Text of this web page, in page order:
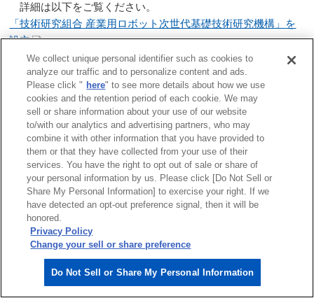
詳細は以下をご覧ください。
「技術研究組合 産業用ロボット次世代基礎技術研究機構」を
設立
一覧へ戻る
サイトマップ 商標について
利用規程
リンクについて
個人情報保護方針
クッキーポリシー
Do Not Sell or Share My Personal Information
ソーシャルメディアポリシー
安川電機公式ソーシャルメディアアカウント
Copyright © 2003‐2026 YASKAWA ELECTRIC CORPORATION.
We collect unique personal identifier such as cookies to
analyze our traffic and to personalize content and ads.
Please click " here" to see more details about how we use
cookies and the retention period of each cookie. We may
sell or share information about your use of our website
to/with our analytics and advertising partners, who may
combine it with other information that you have provided to
them or that they have collected from your use of their
services. You have the right to opt out of sale or share of
your personal information by us. Please click [Do Not Sell or
Share My Personal Information] to exercise your right. If we
have detected an opt-out preference signal, then it will be
honored.
Privacy Policy
Change your sell or share preference
Do Not Sell or Share My Personal Information